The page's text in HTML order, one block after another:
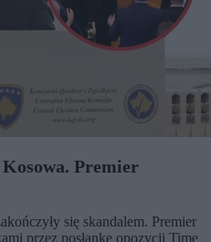
Premier
się skandalem. Premier
przez posłankę opozycji Time